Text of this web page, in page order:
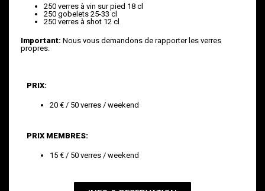
250 verres à vin sur pied 18 cl
250 gobelets 25-33 cl
250 verres à shot 12 cl
Important: Nous vous demandons de rapporter les verres
propres.
PRIX:
20 € / 50 verres / weekend
PRIX MEMBRES:
15 € / 50 verres / weekend